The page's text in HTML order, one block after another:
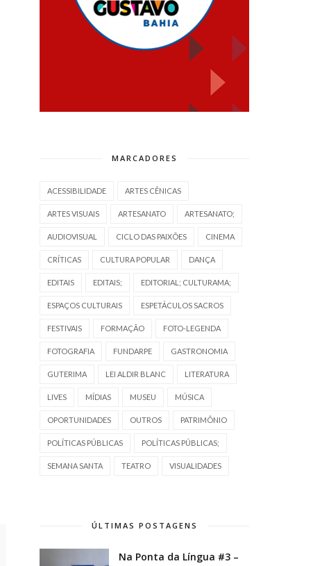
MARCADORES
ACESSIBILIDADE ARTES CÊNICAS
ARTES VISUAIS ARTESANATO ARTESANATO;
AUDIOVISUAL CICLO DAS PAIXÕES CINEMA
CRÍTICAS CULTURA POPULAR DANÇA
EDITAIS EDITAIS; EDITORIAL; CULTURAMA;
ESPAÇOS CULTURAIS ESPETÁCULOS SACROS
FESTIVAIS FORMAÇÃO FOTO-LEGENDA
FOTOGRAFIA FUNDARPE GASTRONOMIA
GUTERIMA LEI ALDIR BLANC LITERATURA
LIVES MÍDIAS MUSEU MÚSICA
OPORTUNIDADES OUTROS PATRIMÔNIO
POLÍTICAS PÚBLICAS POLÍTICAS PÚBLICAS;
SEMANA SANTA TEATRO VISUALIDADES
ÚLTIMAS POSTAGENS
Na Ponta da Língua #3 –